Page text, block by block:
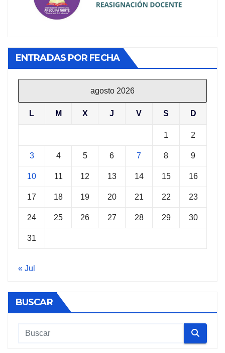
ENTRADAS POR FECHA
agosto 2026
L M X J V S D
1 2
3 4 5 6 7 8 9
10 11 12 13 14 15 16
17 18 19 20 21 22 23
24 25 26 27 28 29 30
31
« Jul
BUSCAR